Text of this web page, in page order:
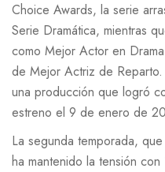
Choice Awards, la serie
Serie Dramática, mientras
como Mejor Actor en
de Mejor Actriz de Reparto.
una producción que logró
estreno el 9 de enero de
La segunda temporada,
ha mantenido la tensión